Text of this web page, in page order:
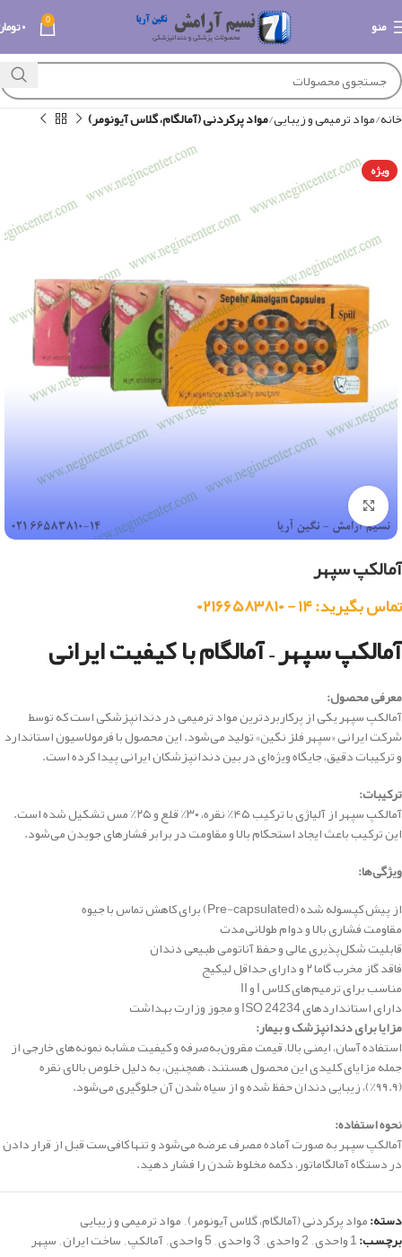
منو 0 ۰
خانه مواد ترمیمی و زیبایی مواد پرکردنی (آمالگام، گلاس آیونومر)
ویژه
بزرگنمایی تصویر
آمالکپ سپهر
تماس بگیرید: ۱۴ - ۰۲۱۶۶۵۸۳۸۱۰
آمالکپ سپهر – آمالگام با کیفیت ایرانی
معرفی محصول:
آمالکپ سپهر یکی از پرکاربردترین مواد ترمیمی در دندانپزشکی است که توسط
شرکت ایرانی «سپهر فلز نگین» تولید می‌شود. این محصول با فرمولاسیون استاندارد
و ترکیبات دقیق، جایگاه ویژه‌ای در بین دندانپزشکان ایرانی پیدا کرده است.
ترکیبات:
آمالکپ سپهر از آلیاژی با ترکیب ۴۵٪ نقره، ۳۰٪ قلع و ۲۵٪ مس تشکیل شده است.
این ترکیب باعث ایجاد استحکام بالا و مقاومت در برابر فشارهای جویدن می‌شود.
ویژگی‌ها:
از پیش کپسوله شده (Pre-capsulated) برای کاهش تماس با جیوه
مقاومت فشاری بالا و دوام طولانی‌مدت
قابلیت شکل‌پذیری عالی و حفظ آناتومی طبیعی دندان
فاقد گاز مخرب گاما ۲ و دارای حداقل لیکیج
مناسب برای ترمیم‌های کلاس I و II
دارای استانداردهای ISO 24234 و مجوز وزارت بهداشت
مزایا برای دندانپزشک و بیمار:
استفاده آسان، ایمنی بالا، قیمت مقرون‌به‌صرفه و کیفیت مشابه نمونه‌های خارجی از
جمله مزایای کلیدی این محصول هستند. همچنین، به دلیل خلوص بالای نقره
(۹۹.۹٪)، زیبایی دندان حفظ شده و از سیاه شدن آن جلوگیری می‌شود.
نحوه استفاده:
آمالکپ سپهر به صورت آماده مصرف عرضه می‌شود و تنها کافی‌ست قبل از قرار دادن
در دستگاه آمالگاماتور، دکمه مخلوط شدن را فشار دهید.
دسته:مواد پرکردنی (آمالگام، گلاس آیونومر),مواد ترمیمی و زیبایی
برچسب:1 واحدی ,2 واحدی ,3 واحدی ,5 واحدی ,آمالکپ,ساخت ایران,سپهر